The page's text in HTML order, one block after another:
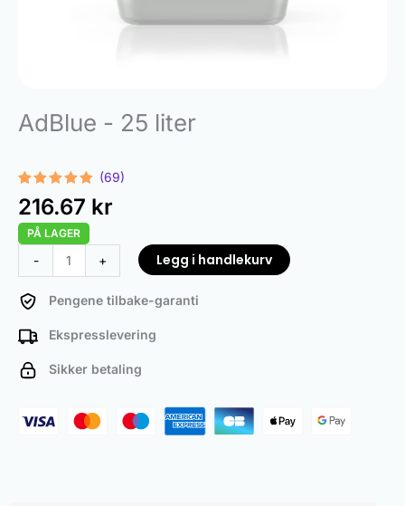
AdBlue - 25 liter
Vurdert
4.97av 5
basert på
69
kundevurderinger
(69)
216.67 kr
PÅ LAGER
-
-
25
antall
+ Legg i handlekurv
Pengene tilbake-garanti
Ekspresslevering
Sikker betaling